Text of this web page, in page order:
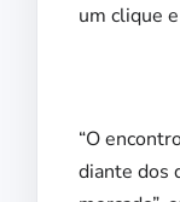
um clique
“O
diante dos